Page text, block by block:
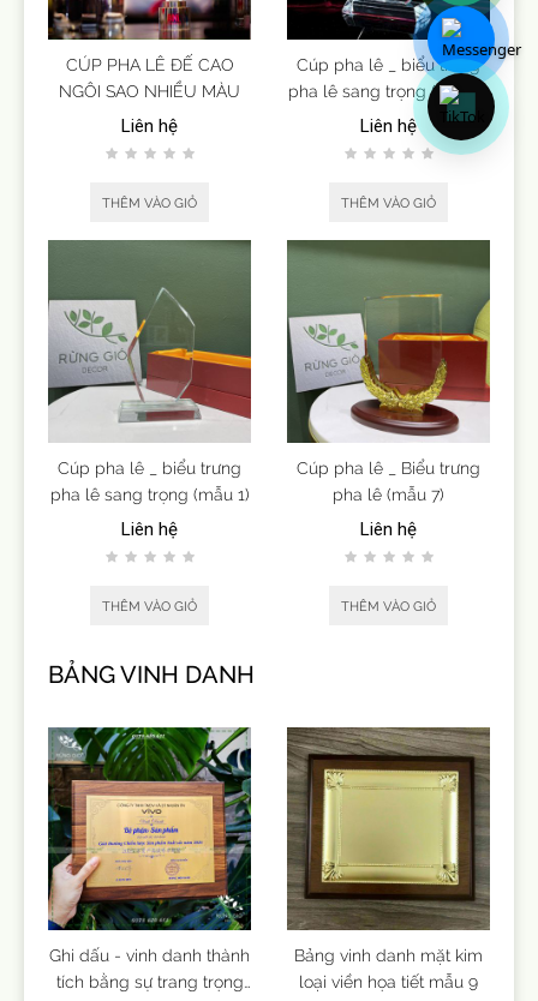
CÚP PHA LÊ ĐẾ CAO
NGÔI SAO NHIỀU MÀU
Liên hệ
THÊM VÀO GIỎ
Cúp pha lê _ biểu trưng
pha lê sang trọng (mẫu 3)
Liên hệ
THÊM VÀO GIỎ
Cúp pha lê _ biểu trưng
pha lê sang trọng (mẫu 1)
Liên hệ
THÊM VÀO GIỎ
Cúp pha lê _ Biểu trưng
pha lê (mẫu 7)
Liên hệ
THÊM VÀO GIỎ
BẢNG VINH DANH
Ghi dấu - vinh danh thành
tích bằng sự trang trọng
Bảng vinh danh mặt kim
loại viền họa tiết mẫu 9